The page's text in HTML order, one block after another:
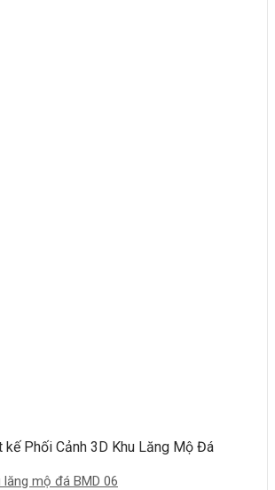
kế Phối Cảnh 3D Khu Lăng Mộ Đá
mộ đá BMD 06